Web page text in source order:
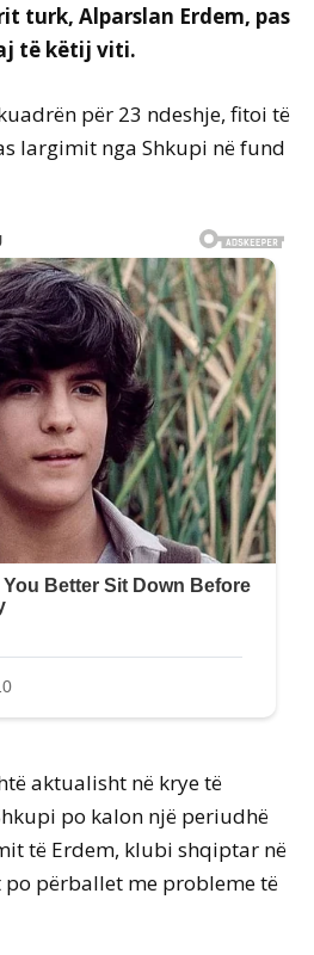
turk, Alparslan Erdem, pas
të këtij viti.
për 23 ndeshje, fitoi të
largimit nga Shkupi në fund
aktualisht në krye të
po kalon një periudhë
të Erdem, klubi shqiptar në
përballet me probleme të